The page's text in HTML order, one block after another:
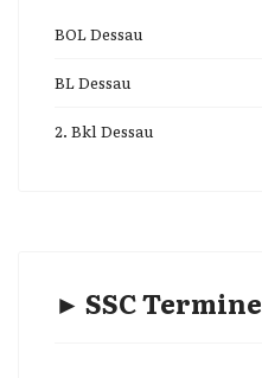
BOL Dessau
BL Dessau
2. Bkl Dessau
► SSC Termine